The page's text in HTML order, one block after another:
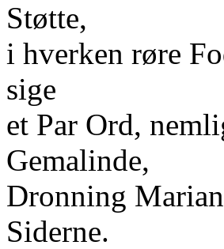
Støtte,
i hverken røre
sige
et Par Ord,
Gemalinde,
Dronning
Siderne.